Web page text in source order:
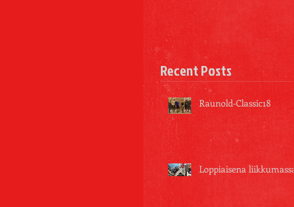
Recent Posts
Raunold-Classic18
Loppiaisena liikkumassa